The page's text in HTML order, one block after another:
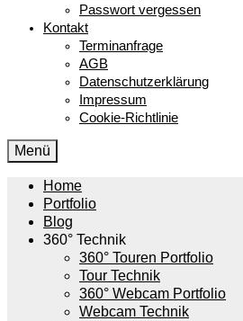
Passwort vergessen
Kontakt
Terminanfrage
AGB
Datenschutzerklärung
Impressum
Cookie-Richtlinie
Menü
Home
Portfolio
Blog
360° Technik
360° Touren Portfolio
Tour Technik
360° Webcam Portfolio
Webcam Technik